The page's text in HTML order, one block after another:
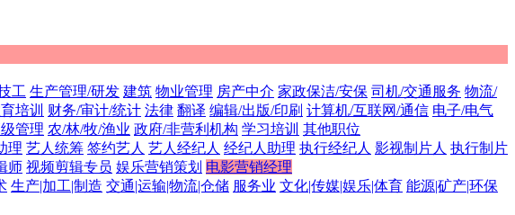
工 生产管理/研发 建筑 物业管理 房产中介 家政保洁/安保 司机/交通服务 物流/
培训 财务/审计/统计 法律 翻译 编辑/出版/印刷 计算机/互联网/通信 电子/电气
管理 农/林/牧/渔业 政府/非营利机构 学习培训 其他职位
理 艺人统筹 签约艺人 艺人经纪人 经纪人助理 执行经纪人 影视制片人 执行制片
师 视频剪辑专员 娱乐营销策划 电影营销经理
生产|加工|制造 交通|运输|物流|仓储 服务业 文化|传媒|娱乐|体育 能源|矿产|环保